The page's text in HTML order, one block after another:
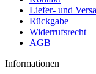
Liefer- und
Rückgabe
Widerrufsrecht
AGB
Informationen